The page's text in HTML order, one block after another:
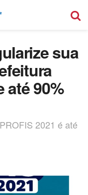
sua
90%
2021 é até